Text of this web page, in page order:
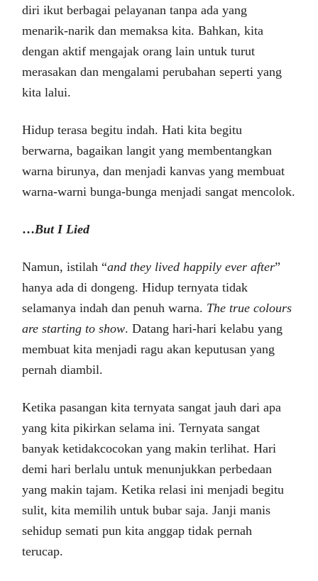
diri ikut berbagai pelayanan tanpa ada yang
menarik-narik dan memaksa kita. Bahkan, kita
dengan aktif mengajak orang lain untuk turut
merasakan dan mengalami perubahan seperti yang
kita lalui.
Hidup terasa begitu indah. Hati kita begitu
berwarna, bagaikan langit yang membentangkan
warna birunya, dan menjadi kanvas yang membuat
warna-warni bunga-bunga menjadi sangat mencolok.
…But I Lied
Namun, istilah “and they lived happily ever after”
hanya ada di dongeng. Hidup ternyata tidak
selamanya indah dan penuh warna. The true colours
are starting to show. Datang hari-hari kelabu yang
membuat kita menjadi ragu akan keputusan yang
pernah diambil.
Ketika pasangan kita ternyata sangat jauh dari apa
yang kita pikirkan selama ini. Ternyata sangat
banyak ketidakcocokan yang makin terlihat. Hari
demi hari berlalu untuk menunjukkan perbedaan
yang makin tajam. Ketika relasi ini menjadi begitu
sulit, kita memilih untuk bubar saja. Janji manis
sehidup semati pun kita anggap tidak pernah
terucap.